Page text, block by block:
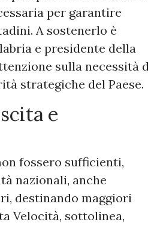
per garantire
A sostenerlo è
e presidente della
sulla necessità
strategiche del Paese.
e
fossero sufficienti,
nazionali, anche
destinando maggiori
Velocità, sottolinea,